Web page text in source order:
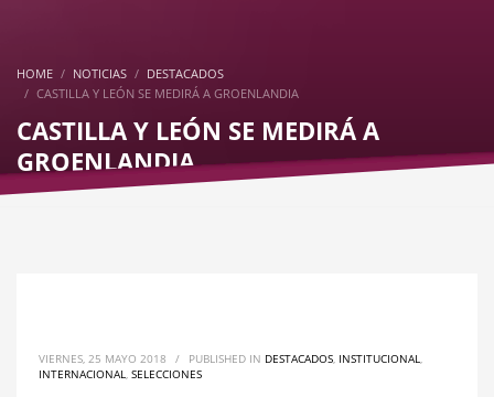
HOME NOTICIAS
DESTACADOS
CASTILLA Y LEÓN SE MEDIRÁ A GROENLANDIA
CASTILLA Y LEÓN SE MEDIRÁ A
GROENLANDIA
VIERNES, 25 MAYO 2018 / PUBLISHED IN DESTACADOS INSTITUCIONAL
INTERNACIONAL SELECCIONES